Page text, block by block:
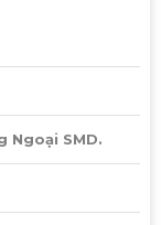
Ngoại SMD.